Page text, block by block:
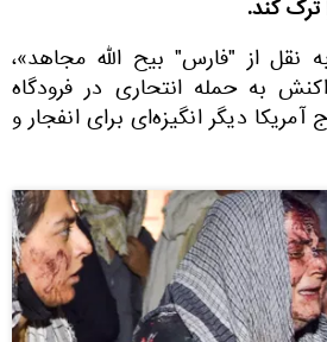
ترک کند.
نقل از "فارس" بیح الله مجاهد»،
به حمله انتحاری در فرودگاه
دیگر انگیزه‌ای برای انفجار و